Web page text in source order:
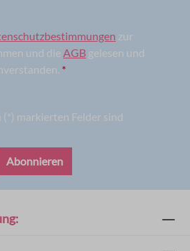
zur
und die AGB gelesen und
*
markierten Felder sind
Abonnieren